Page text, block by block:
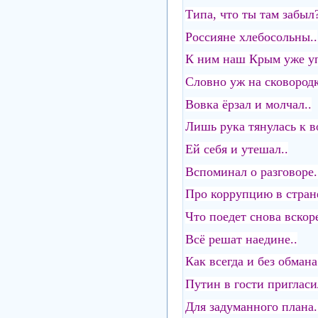
Типа, что ты там
Россияне хлебосольны..
К ним наш Крым уже
Словно уж на
Вовка ёрзал и молчал..
Лишь рука тянулась к
Ей себя и утешал..
Вспоминал о
Про коррупцию в
Что поедет снова
Всё решат наедине..
Как всегда и без
Путин в гости
Для задуманного